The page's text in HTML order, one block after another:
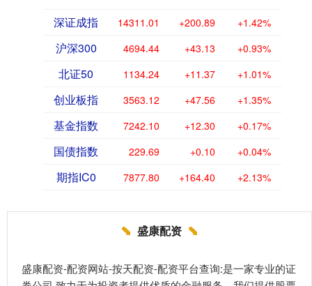
深证成指 14311.01 +200.89 +1.42%
沪深300 4694.44 +43.13 +0.93%
北证50 1134.24 +11.37 +1.01%
创业板指 3563.12 +47.56 +1.35%
基金指数 7242.10 +12.30 +0.17%
国债指数 229.69 +0.10 +0.04%
期指IC0 7877.80 +164.40 +2.13%
盛康配资
盛康配资-配资网站-按天配资-配资平台查询:是一家专业的证